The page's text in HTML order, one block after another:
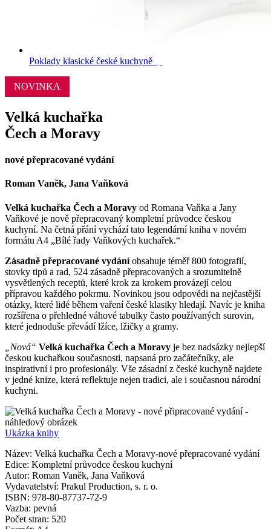
Poklady klasické české kuchyně
NOVINKA
Velká kuchařka
Čech a Moravy
nové přepracované vydání
Roman Vaněk, Jana Vaňková
Velká kuchařka Čech a Moravy od Romana Vaňka a Jany
Vaňkové je nově přepracovaný kompletní průvodce českou
kuchyní. Na četná přání vychází tato legendární kniha v novém
formátu A4 „Bílé řady Vaňkových kuchařek.“
Zásadně přepracované vydáníobsahuje téměř 800 fotografií,
stovky tipů a rad, 524 zásadně přepracovaných a srozumitelně
vysvětlených receptů, které krok za krokem provázejí celou
přípravou každého pokrmu. Novinkou jsou odpovědi na nejčastější
otázky, které lidé během vaření české klasiky hledají. Navíc je kniha
rozšířena o přehledné váhové tabulky často používaných surovin,
které jednoduše převádí lžíce, lžičky a gramy.
„Nová“ Velká kuchařka Čech a Moravy je bez nadsázky nejlepší
českou kuchařkou současnosti, napsaná pro začátečníky, ale
inspirativní i pro profesionály. Vše zásadní z české kuchyně najdete
v jedné knize, která reflektuje nejen tradici, ale i současnou národní
kuchyni.
Ukázka knihy
Název: Velká kuchařka Čech a Moravy-nové přepracované vydání
Edice: Kompletní průvodce českou kuchyní
Autor: Roman Vaněk, Jana Vaňková
Vydavatelství: Prakul Production, s. r. o.
ISBN: 978-80-87737-72-9
Vazba: pevná
Počet stran: 520